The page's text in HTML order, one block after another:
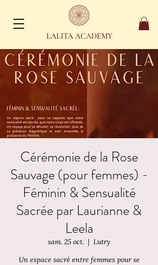
LALITA ACADEMY
Cérémonie de la Rose
Sauvage (pour femmes) -
Féminin & Sensualité
Sacrée par Laurianne &
Leela
sam. 25 oct.
  |
Lutry
Un espace sacré entre femmes pour se